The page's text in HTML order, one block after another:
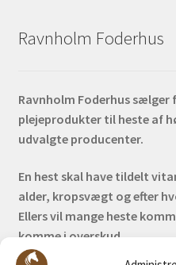
Ravnholm Foderhus
Ravnholm Foderhus
plejeprodukter til heste af
udvalgte producenter.
En hest skal have tildelt
alder, kropsvægt og efter
Ellers vil mange heste
komme i overskud.